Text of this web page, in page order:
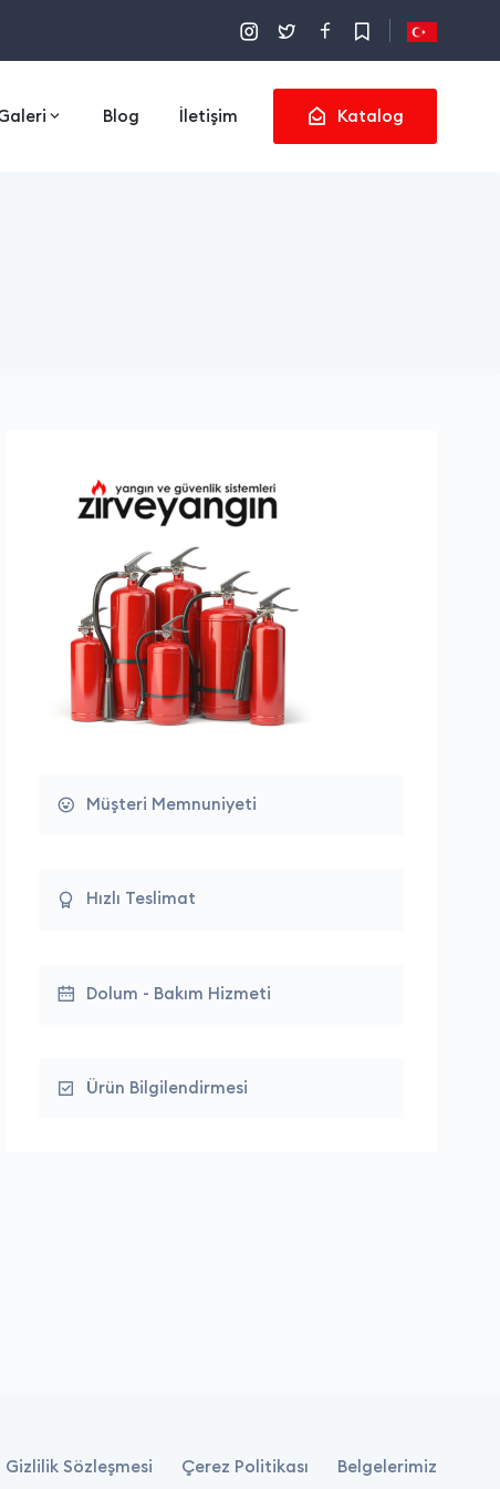
Blog İletişim Katalog
Müşteri Memnuniyeti
Hızlı Teslimat
Dolum - Bakım Hizmeti
Ürün Bilgilendirmesi
Gizlilik Sözleşmesi Çerez Politikası Belgelerimiz